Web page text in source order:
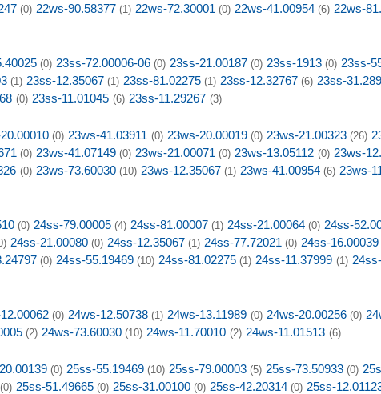
(0) 22ws-90.58377 (1) 22ws-72.30001 (0) 22ws-41.00954 (6) 22ws-
(0) 23ss-72.00006-06 (0) 23ss-21.00187 (0) 23ss-1913 (0) 23ss-
(1) 23ss-12.35067 (1) 23ss-81.02275 (1) 23ss-12.32767 (6) 23ss-
(0) 23ss-11.01045 (6) 23ss-11.29267 (3)
(0) 23ws-41.03911 (0) 23ws-20.00019 (0) 23ws-21.00323 (26)
(0) 23ws-41.07149 (0) 23ws-21.00071 (0) 23ws-13.05112 (0) 23ws-
(0) 23ws-73.60030 (10) 23ws-12.35067 (1) 23ws-41.00954 (6) 23ws-
(0) 24ss-79.00005 (4) 24ss-81.00007 (1) 24ss-21.00064 (0) 24ss-
24ss-21.00080 (0) 24ss-12.35067 (1) 24ss-77.72021 (0) 24ss-16.00039
(0) 24ss-55.19469 (10) 24ss-81.02275 (1) 24ss-11.37999 (1)
(0) 24ws-12.50738 (1) 24ws-13.11989 (0) 24ws-20.00256 (0)
(2) 24ws-73.60030 (10) 24ws-11.70010 (2) 24ws-11.01513 (6)
(0) 25ss-55.19469 (10) 25ss-79.00003 (5) 25ss-73.50933 (0)
(0) 25ss-51.49665 (0) 25ss-31.00100 (0) 25ss-42.20314 (0) 25ss-